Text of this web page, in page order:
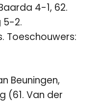
4-1, 62.
5-2.
Toeschouwers:
Beuningen,
(61. Van der